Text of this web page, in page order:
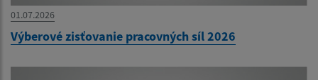
01.07.2026
Výberové zisťovanie pracovných síl 2026